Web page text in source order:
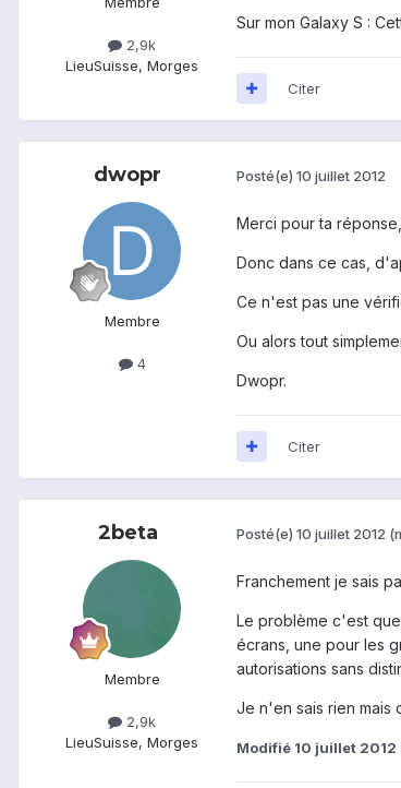
2,9k
LieuSuisse, Morges
Sur mon Galaxy S :
Citer
dwopr
Membre
4
Posté(e) 10 juillet 2012
Merci pour ta
Donc dans ce cas,
Ce n'est pas une
Ou alors tout
Dwopr.
Citer
2beta
Membre
2,9k
LieuSuisse, Morges
Posté(e) 10 juillet 2012
Franchement je sais
Le problème c'est
écrans, une pour les
autorisations sans
Je n'en sais rien mais
Modifié 10 juillet 2012